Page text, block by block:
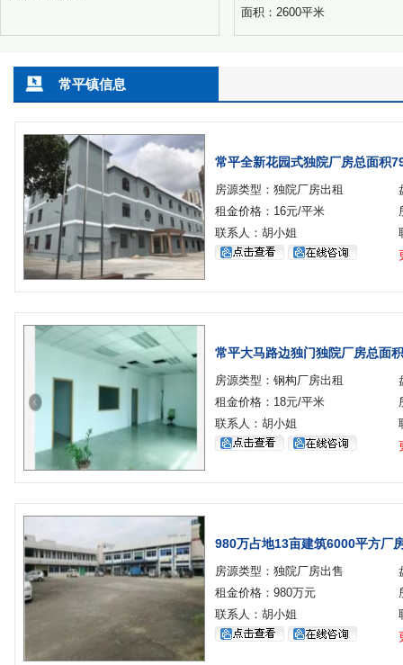
面积：2600平米
常平镇信息
常平全新花园式独院厂房总面积
房源类型：独院厂房出租
租金价格：16元/平米
联系人：胡小姐
常平大马路边独门独院厂房总面
房源类型：钢构厂房出租
租金价格：18元/平米
联系人：胡小姐
980万占地13亩建筑6000平方厂
房源类型：独院厂房出售
租金价格：980万元
联系人：胡小姐